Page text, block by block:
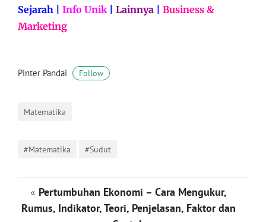
Sejarah
Info Unik Lainnya
Business &
Marketing
Pinter Pandai Follow
Matematika
#Matematika #Sudut
« Pertumbuhan Ekonomi – Cara Mengukur,
Rumus, Indikator, Teori, Penjelasan, Faktor dan